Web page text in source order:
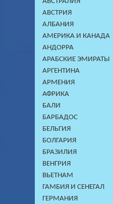
АВСТРИЯ
АЛБАНИЯ
АМЕРИКА И КАНАДА
АНДОРРА
АРАБСКИЕ ЭМИРАТЫ
АРГЕНТИНА
АРМЕНИЯ
АФРИКА
БАЛИ
БАРБАДОС
БЕЛЬГИЯ
БОЛГАРИЯ
БРАЗИЛИЯ
ВЕНГРИЯ
ВЬЕТНАМ
ГАМБИЯ И СЕНЕГАЛ
ГЕРМАНИЯ